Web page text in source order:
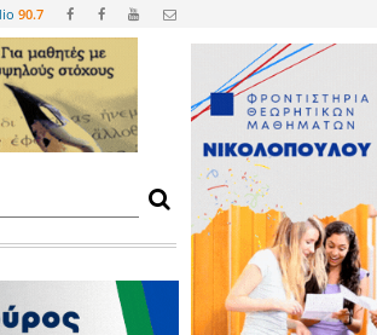
Web TV Live Radio